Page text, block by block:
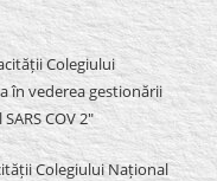
Colegiului
în vederea gestionării
COV 2″
Colegiului Național